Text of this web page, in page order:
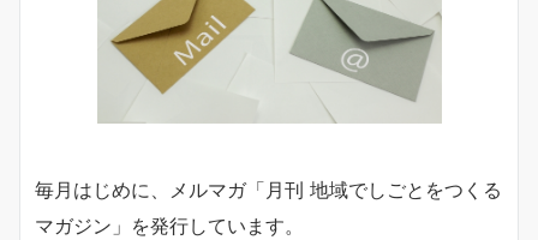
毎月はじめに、メルマガ「月刊 地域でしごとをつくる
マガジン」を発行しています。